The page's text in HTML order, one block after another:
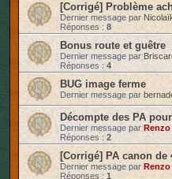
[Corrigé] Problème
Dernier message par
Réponses : 8
Bonus route et guêtre
Dernier message par
Réponses : 4
BUG image ferme
Dernier message par
Décompte des PA
Dernier message par Renzo
Réponses : 2
[Corrigé] PA canon de
Dernier message par Renzo
Réponses : 1